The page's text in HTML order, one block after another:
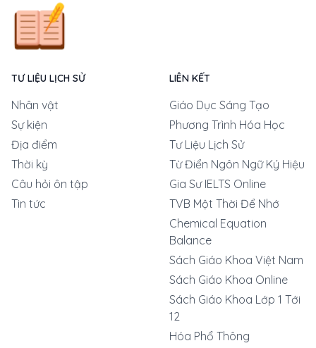
TƯ LIỆU LỊCH SỬ
Nhân vật
Sự kiện
Địa điểm
Thời kỳ
Câu hỏi ôn tập
Tin tức
LIÊN KẾT
Giáo Dục Sáng Tạo
Phương Trình Hóa Học
Tư Liệu Lịch Sử
Từ Điển Ngôn Ngữ Ký Hiệu
Gia Sư IELTS Online
TVB Một Thời Để Nhớ
Chemical Equation
Balance
Sách Giáo Khoa Việt Nam
Sách Giáo Khoa Online
Sách Giáo Khoa Lớp 1 Tới
12
Hóa Phổ Thông